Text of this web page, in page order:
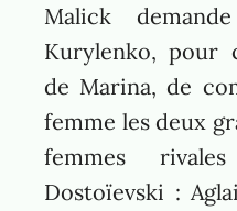
Malick
Kurylenko, pour
de Marina, de
femme les deux
femmes
Dostoïevski :